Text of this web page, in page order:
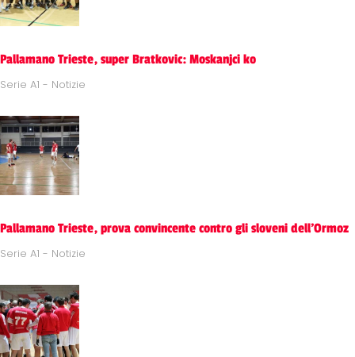
Pallamano Trieste, super Bratkovic: Moskanjci ko
Serie A1 - Notizie
Pallamano Trieste, prova convincente contro gli sloveni dell'Ormoz
Serie A1 - Notizie